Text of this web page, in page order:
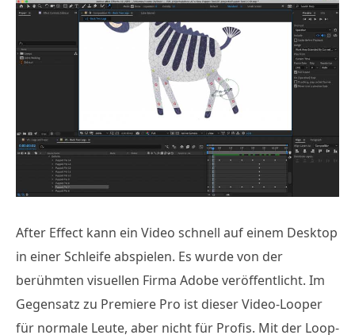
After Effect kann ein Video schnell auf einem Desktop
in einer Schleife abspielen. Es wurde von der
berühmten visuellen Firma Adobe veröffentlicht. Im
Gegensatz zu Premiere Pro ist dieser Video-Looper
für normale Leute, aber nicht für Profis. Mit der Loop-